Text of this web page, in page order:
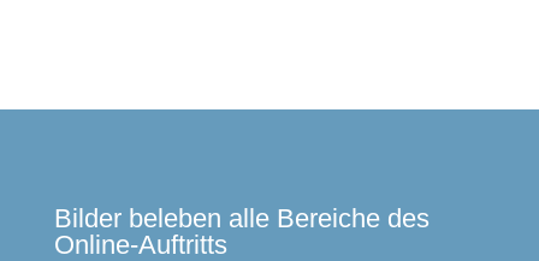
Bilder beleben alle Bereiche des
Online-Auftritts